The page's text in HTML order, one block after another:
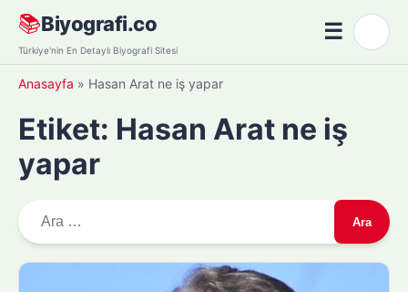
Skip
content
📚Biyografi.co
Türkiye'nin En Detaylı Biyografi Sitesi
☰Menü
Anasayfa » Hasan Arat ne iş yapar
Etiket: Hasan Arat ne iş
yapar
r